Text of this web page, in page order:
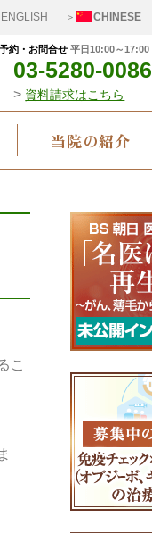
＞ CHINESE
約・お問合せ 平日10:00～17:00
03-5280-0086
> 資料請求はこちら
当院の紹介
こ